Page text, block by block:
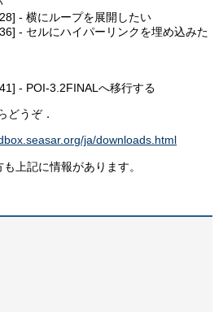
- 横にループを展開したい
- セルにハイパーリンクを埋め込みた
- POI-3.2FINALへ移行する
どうぞ．
ja/downloads.html
上記に情報があります。